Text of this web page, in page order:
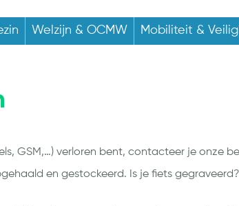
Welzijn & OCMW Mobiliteit &
GSM,…) verloren bent, contacteer je onze
en gestockeerd. Is je fiets